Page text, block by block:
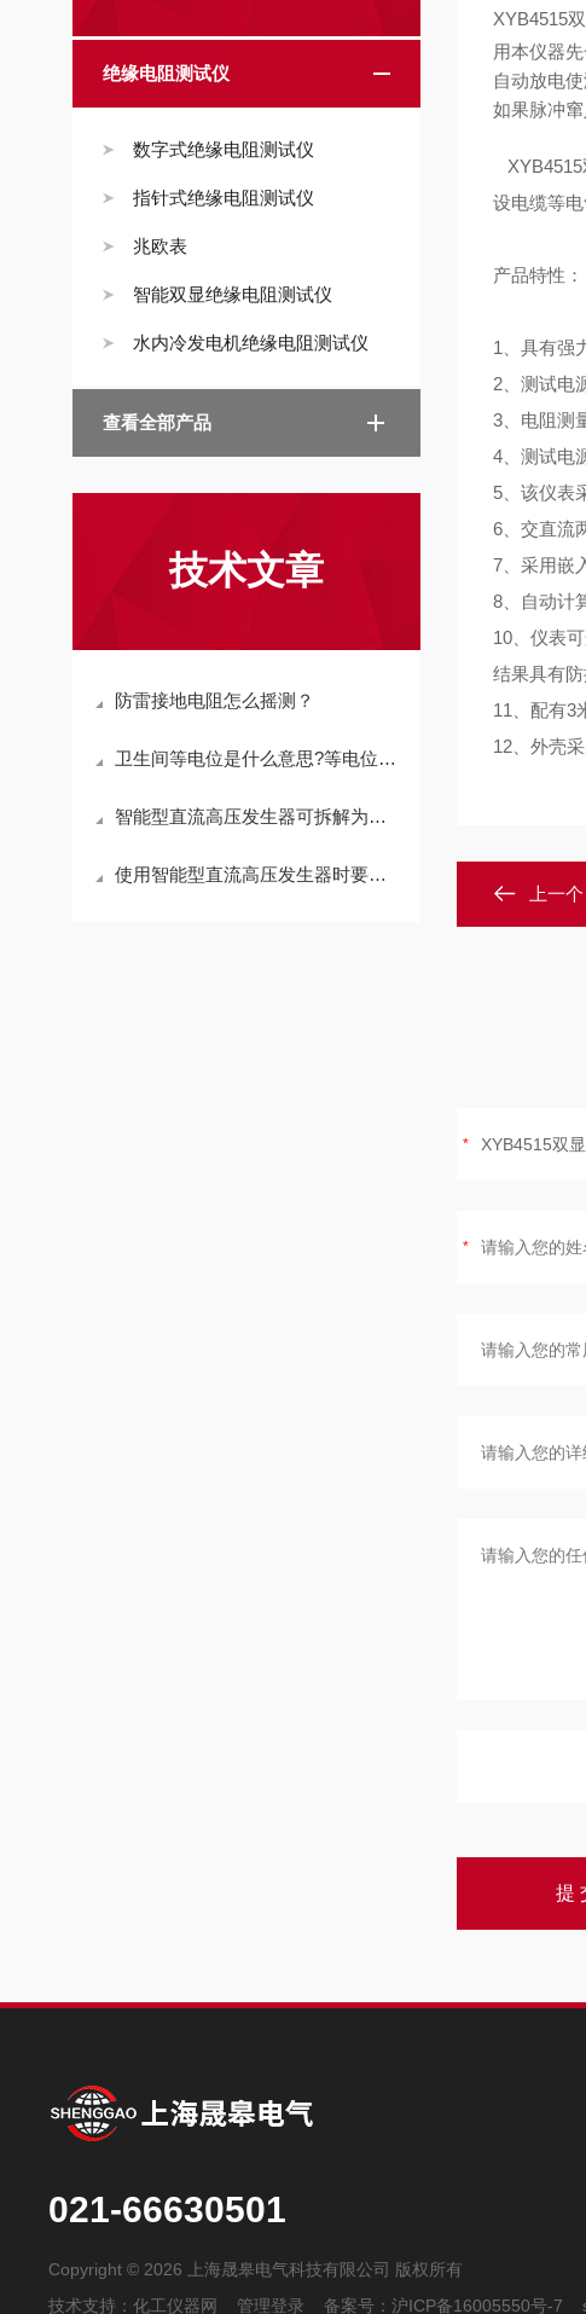
绝缘电阻测试仪
数字式绝缘电阻测试仪
指针式绝缘电阻测试仪
兆欧表
智能双显绝缘电阻测试仪
水内冷发电机绝缘电阻测试仪
查看全部产品
技术文章
防雷接地电阻怎么摇测？
卫生间等电位是什么意思?等电位端子箱要怎样接线?
智能型直流高压发生器可拆解为五个关键使用步骤
使用智能型直流高压发生器时要注意这些小细节！
XYB4515
用本仪器
自动放电
如果脉冲
XYB4515
设电缆等
产品特性：
1、具有强
2、测试电
3、电阻测
4、测试电
5、该仪表
6、交直流
7、采用嵌
8、自动计
10、仪表
结果具有防
11、配有3
12、外壳
上一个
021-66630501
Copyright © 2026 上海晟皋电气科技有限公司 版权所有
技术支持：化工仪器网 管理登录 备案号：沪ICP备16005550号-7